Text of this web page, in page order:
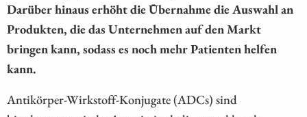
Darüber hinaus erhöht die Übernahme die Auswahl an
Produkten, die das Unternehmen auf den Markt
bringen kann, sodass es noch mehr Patienten helfen
kann.
Antikörper-Wirkstoff-Konjugate (ADCs) sind